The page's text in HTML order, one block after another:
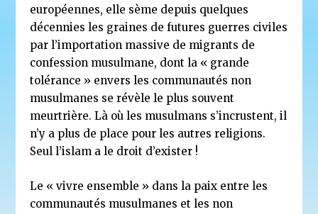
européennes, elle sème depuis quelques
décennies les graines de futures guerres civiles
par l’importation massive de migrants de
confession musulmane, dont la « grande
tolérance » envers les communautés non
musulmanes se révèle le plus souvent
meurtrière. Là où les musulmans s’incrustent, il
n’y a plus de place pour les autres religions.
Seul l’islam a le droit d’exister !
Le « vivre ensemble » dans la paix entre les
communautés musulmanes et les non